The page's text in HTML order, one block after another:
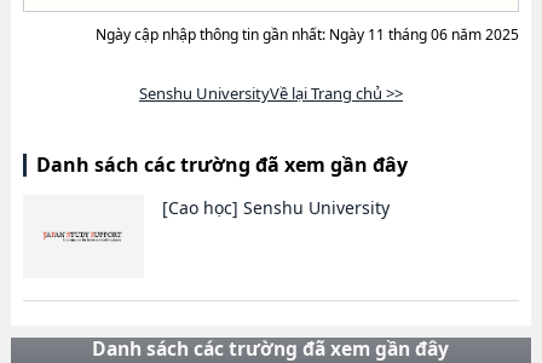
Ngày cập nhập thông tin gần nhất: Ngày 11 tháng 06 năm 2025
Senshu UniversityVề lại Trang chủ >>
Danh sách các trường đã xem gần đây
[Cao học] Senshu University
Danh sách các trường đã xem gần đây